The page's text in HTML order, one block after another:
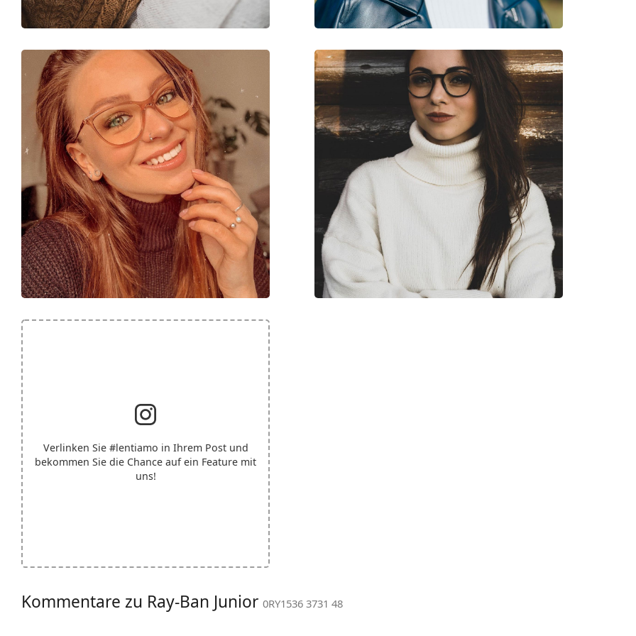
Code:
0RY1536 3731 48
Verlinken Sie #lentiamo in Ihrem Post und
bekommen Sie die Chance auf ein Feature mit
uns!
Kommentare zu Ray-Ban Junior 0RY1536 3731 48